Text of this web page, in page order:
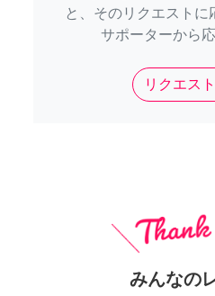
と、そのリクエストに
サポーターから
リクエス
みんなの